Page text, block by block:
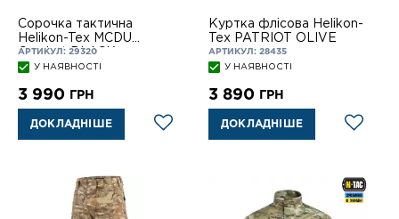
Сорочка тактична
Helikon-Tex MCDU
Combat BLACK
АРТИКУЛ: 29320
У НАЯВНОСТІ
3 990 ГРН
ДОКЛАДНІШЕ
Куртка флісова Helikon-
Tex PATRIOT OLIVE
АРТИКУЛ: 28435
У НАЯВНОСТІ
3 890 ГРН
ДОКЛАДНІШЕ